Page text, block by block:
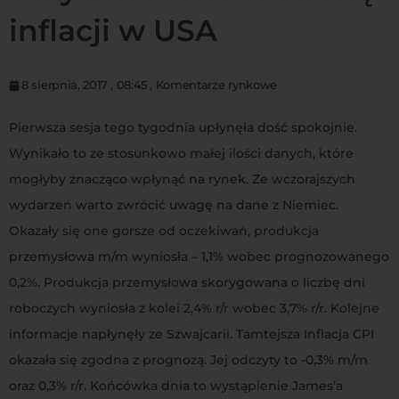
inflacji w USA
8 sierpnia, 2017 08:45 Komentarze rynkowe
Pierwsza sesja tego tygodnia upłynęła dość spokojnie.
Wynikało to ze stosunkowo małej ilości danych, które
mogłyby znacząco wpłynąć na rynek. Ze wczorajszych
wydarzeń warto zwrócić uwagę na dane z Niemiec.
Okazały się one gorsze od oczekiwań, produkcja
przemysłowa m/m wyniosła – 1,1% wobec prognozowanego
0,2%. Produkcja przemysłowa skorygowana o liczbę dni
roboczych wyniosła z kolei 2,4% r/r wobec 3,7% r/r. Kolejne
informacje napłynęły ze Szwajcarii. Tamtejsza Inflacja CPI
okazała się zgodna z prognozą. Jej odczyty to -0,3% m/m
oraz 0,3% r/r. Końcówka dnia to wystąpienie James’a